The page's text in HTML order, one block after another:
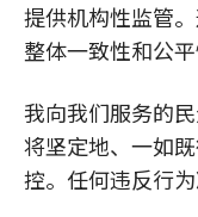
提供机构性监管
整体一致性和公平
我向我们服务的
将坚定地、一如
控。任何违反行